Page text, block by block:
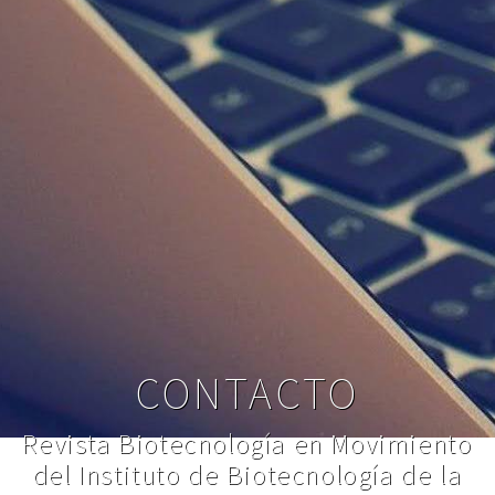
CONTACTO
Revista Biotecnología en Movimiento
del Instituto de Biotecnología de la